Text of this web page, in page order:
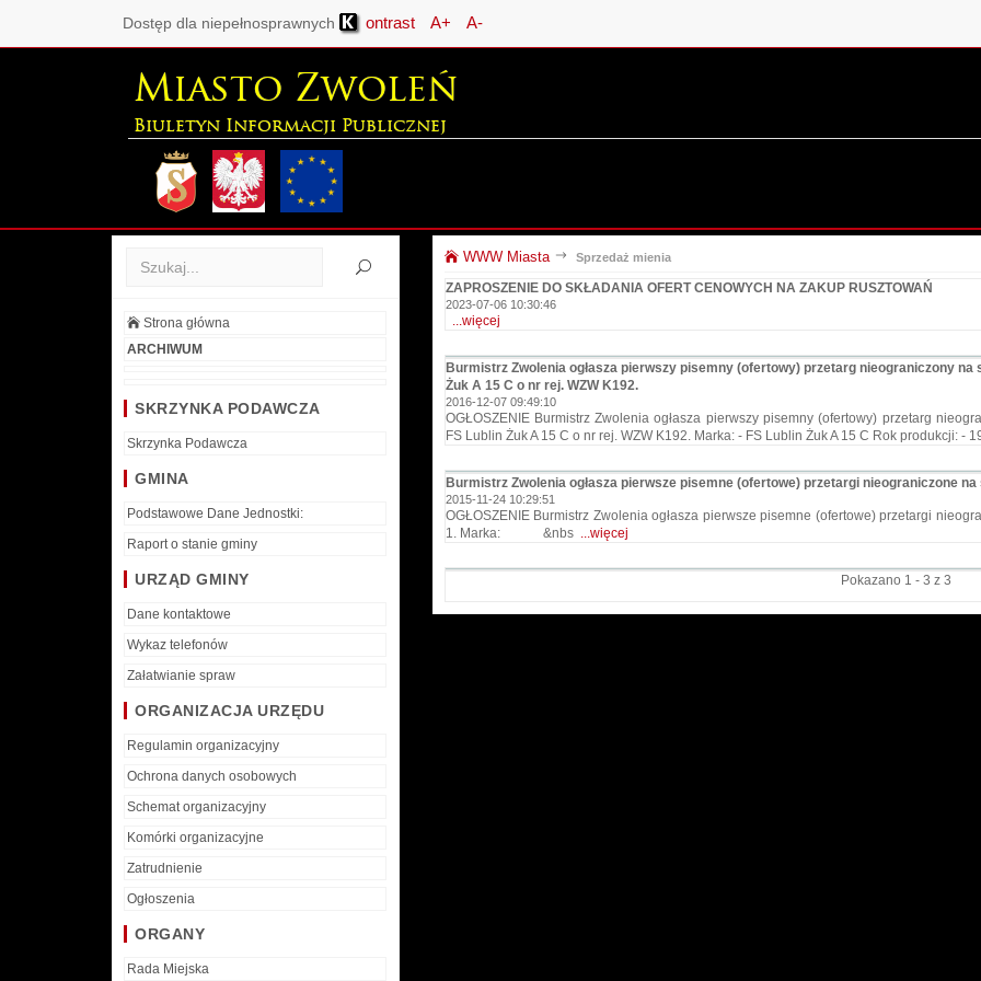
Dostęp dla niepełnosprawnych ontrast A+ A-
Miasto Zwoleń
Biuletyn Informacji Publicznej
Strona główna
ARCHIWUM
SKRZYNKA PODAWCZA
Skrzynka Podawcza
GMINA
Podstawowe Dane Jednostki:
Raport o stanie gminy
URZĄD GMINY
Dane kontaktowe
Wykaz telefonów
Załatwianie spraw
ORGANIZACJA URZĘDU
Regulamin organizacyjny
Ochrona danych osobowych
Schemat organizacyjny
Komórki organizacyjne
Zatrudnienie
Ogłoszenia
ORGANY
Rada Miejska
WWW Miasta Sprzedaż mienia
ZAPROSZENIE DO SKŁADANIA OFERT CENOWYCH NA ZAKUP RUSZTOWAŃ
2023-07-06 10:30:46
...więcej
Burmistrz Zwolenia ogłasza pierwszy pisemny (ofertowy) przetarg nieograniczony
Żuk A 15 C o nr rej. WZW K192.
2016-12-07 09:49:10
OGŁOSZENIE Burmistrz Zwolenia ogłasza pierwszy pisemny (ofertowy) przetarg
FS Lublin Żuk A 15 C o nr rej. WZW K192. Marka: - FS Lublin Żuk A 15 C Rok produkcji: -
Burmistrz Zwolenia ogłasza pierwsze pisemne (ofertowe) przetargi nieograniczone
2015-11-24 10:29:51
OGŁOSZENIE Burmistrz Zwolenia ogłasza pierwsze pisemne (ofertowe) przetargi
1. Marka: &nbs ...więcej
Pokazano 1 - 3 z 3